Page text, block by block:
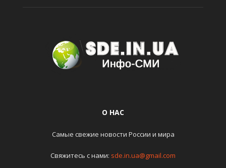
О НАС
Самые свежие новости России и мира
Свяжитесь с нами: sde.in.ua@gmail.com